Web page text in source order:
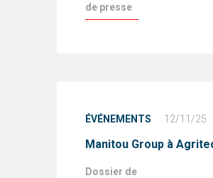
de presse
ÉVÉNEMENTS 12/11/25
Manitou Group à
Dossier de